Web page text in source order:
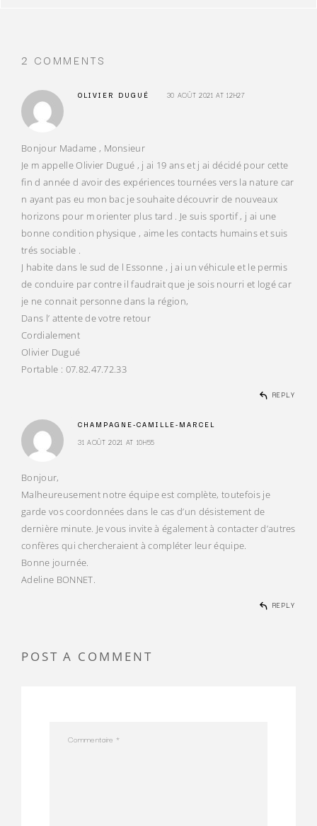
2 COMMENTS
OLIVIER DUGUÉ 30 AOÛT 2021 AT 12H27
Bonjour Madame , Monsieur
Je m appelle Olivier Dugué , j ai 19 ans et j ai décidé pour cette
fin d année d avoir des expériences tournées vers la nature car
n ayant pas eu mon bac je souhaite découvrir de nouveaux
horizons pour m orienter plus tard . Je suis sportif , j ai une
bonne condition physique , aime les contacts humains et suis
trés sociable .
J habite dans le sud de l Essonne , j ai un véhicule et le permis
de conduire par contre il faudrait que je sois nourri et logé car
je ne connait personne dans la région,
Dans l’ attente de votre retour
Cordialement
Olivier Dugué
Portable : 07.82.47.72.33
REPLY
CHAMPAGNE-CAMILLE-MARCEL
31 AOÛT 2021 AT 10H55
Bonjour,
Malheureusement notre équipe est complète, toutefois je
garde vos coordonnées dans le cas d’un désistement de
dernière minute. Je vous invite à également à contacter d’autres
confères qui chercheraient à compléter leur équipe.
Bonne journée.
Adeline BONNET.
REPLY
POST A COMMENT